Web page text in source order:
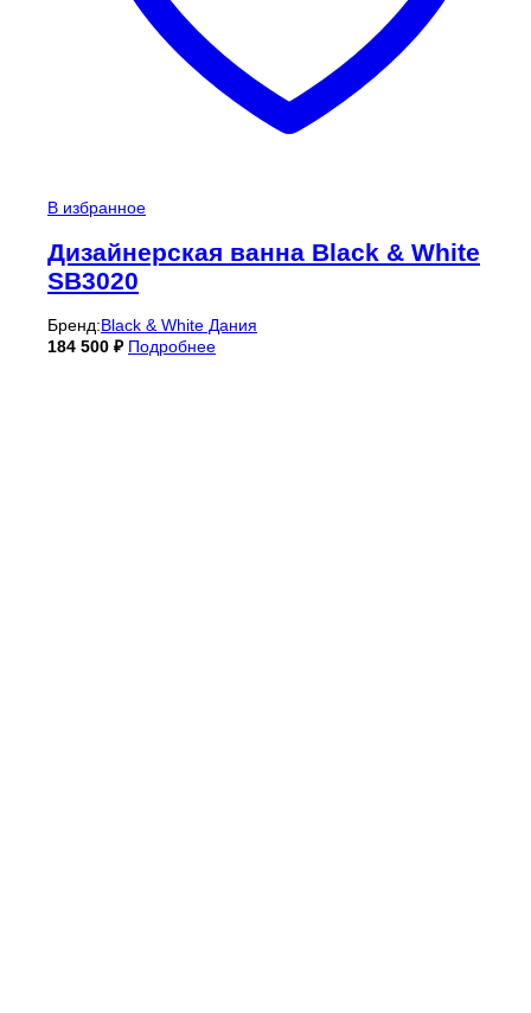
В избранное
Дизайнерская ванна Black & White
SB3020
Бренд:Black & White Дания
184 500 ₽ Подробнее